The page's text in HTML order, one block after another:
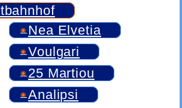
Nea Elvetia
Voulgari
25 Martiou
Analipsi